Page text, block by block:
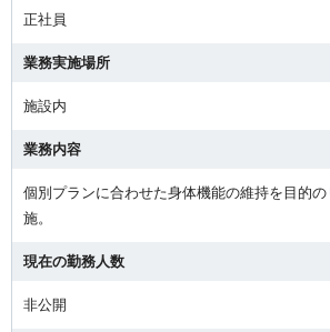
正社員
業務実施場所
施設内
業務内容
個別プランに合わせた身体機能の維持を目的
施。
現在の勤務人数
非公開